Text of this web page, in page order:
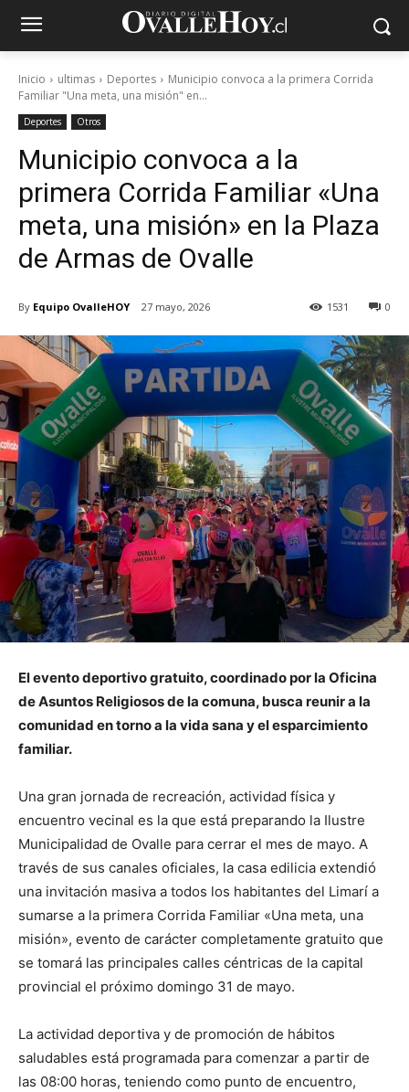
Inicio ultimas Deportes
Municipio convoca a la primera Corrida
Familiar "Una meta, una misión" en...
Deportes Otros
Municipio convoca a la
primera Corrida Familiar «Una
meta, una misión» en la Plaza
de Armas de Ovalle
By Equipo OvalleHOY 27 mayo, 2026 0
1531
El evento deportivo gratuito, coordinado por la Oficina
de Asuntos Religiosos de la comuna, busca reunir a la
comunidad en torno a la vida sana y el esparcimiento
familiar.
Una gran jornada de recreación, actividad física y
encuentro vecinal es la que está preparando la Ilustre
Municipalidad de Ovalle para cerrar el mes de mayo. A
través de sus canales oficiales, la casa edilicia extendió
una invitación masiva a todos los habitantes del Limarí a
sumarse a la primera Corrida Familiar «Una meta, una
misión», evento de carácter completamente gratuito que
se tomará las principales calles céntricas de la capital
provincial el próximo domingo 31 de mayo.
La actividad deportiva y de promoción de hábitos
saludables está programada para comenzar a partir de
las 08:00 horas, teniendo como punto de encuentro,